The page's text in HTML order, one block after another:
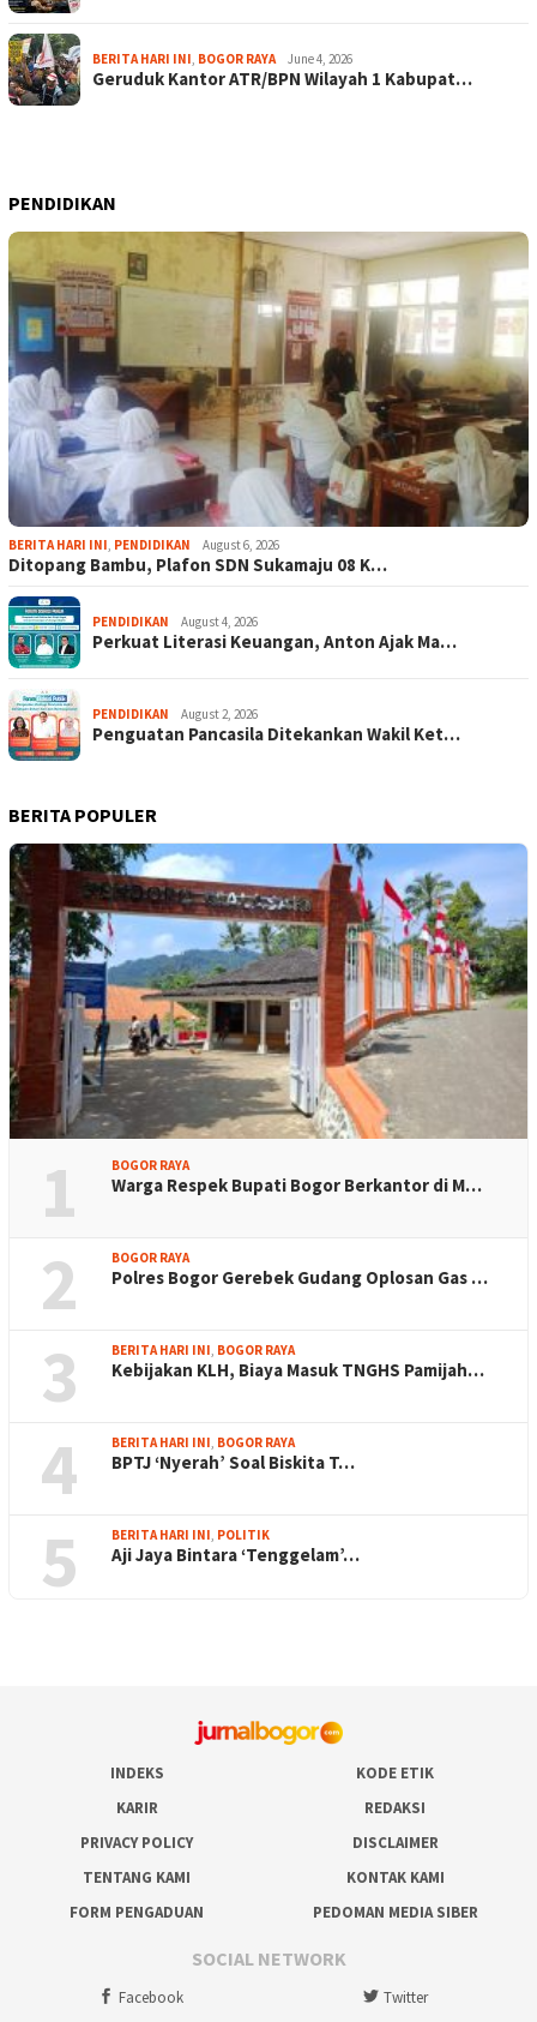
BERITA HARI INI, BOGOR RAYA June 4, 2026
Geruduk Kantor ATR/BPN Wilayah 1 Kabupat…
PENDIDIKAN
BERITA HARI INI, PENDIDIKAN August 6, 2026
Ditopang Bambu, Plafon SDN Sukamaju 08 K…
PENDIDIKAN August 4, 2026
Perkuat Literasi Keuangan, Anton Ajak Ma…
PENDIDIKAN August 2, 2026
Penguatan Pancasila Ditekankan Wakil Ket…
BERITA POPULER
1 BOGOR RAYA
Warga Respek Bupati Bogor Berkantor di M…
2 BOGOR RAYA
Polres Bogor Gerebek Gudang Oplosan Gas …
3 BERITA HARI INI BOGOR RAYA
Kebijakan KLH, Biaya Masuk TNGHS Pamijah…
4 BERITA HARI INI BOGOR RAYA
BPTJ ‘Nyerah’ Soal Biskita T…
5 BERITA HARI INI POLITIK
Aji Jaya Bintara ‘Tenggelam’…
INDEKS
KODE ETIK
KARIR
REDAKSI
PRIVACY POLICY
DISCLAIMER
TENTANG KAMI
KONTAK KAMI
FORM PENGADUAN
PEDOMAN MEDIA SIBER
SOCIAL NETWORK
Facebook Twitter